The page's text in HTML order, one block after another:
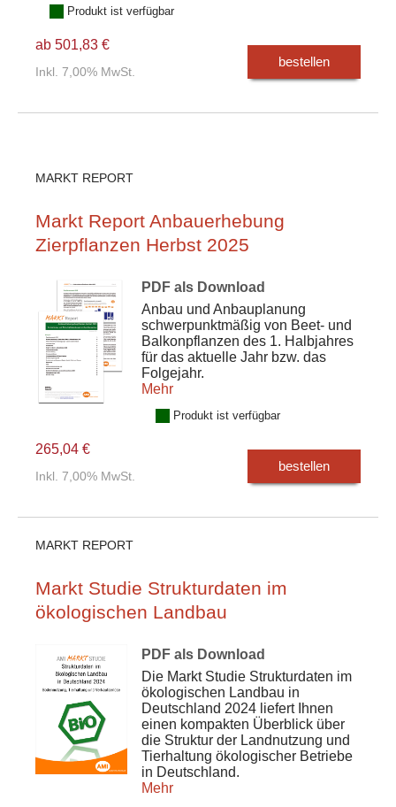
Produkt ist verfügbar
ab 501,83 €
Inkl. 7,00% MwSt.
bestellen
MARKT REPORT
Markt Report Anbauerhebung
Zierpflanzen Herbst 2025
PDF als Download
Anbau und Anbauplanung
schwerpunktmäßig von Beet- und
Balkonpflanzen des 1. Halbjahres
für das aktuelle Jahr bzw. das
Folgejahr.
Mehr
Produkt ist verfügbar
265,04 €
Inkl. 7,00% MwSt.
bestellen
MARKT REPORT
Markt Studie Strukturdaten im
ökologischen Landbau
PDF als Download
Die Markt Studie Strukturdaten im
ökologischen Landbau in
Deutschland 2024 liefert Ihnen
einen kompakten Überblick über
die Struktur der Landnutzung und
Tierhaltung ökologischer Betriebe
in Deutschland.
Mehr